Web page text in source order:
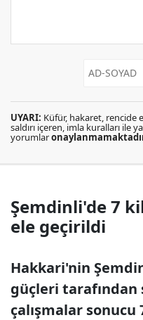
UYARI: Küfür, hakaret, rencide
saldırı içeren, imla kuralları ile
yorumlar
Şemdinli'de 7
ele geçirildi
Hakkari'nin
güçleri tarafından
çalışmalar